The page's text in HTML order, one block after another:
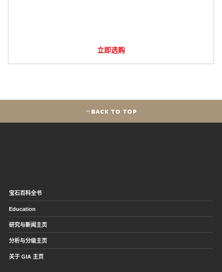
立即选购
BACK TO TOP
宝石百科全书
Education
研究与新闻主页
分析与分级主页
关于 GIA 主页